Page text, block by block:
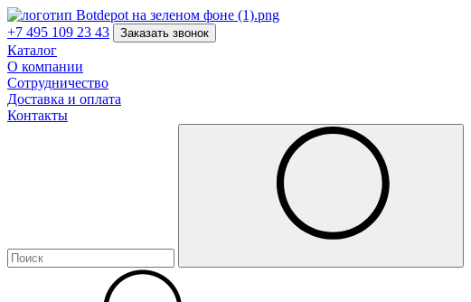
+7 495 109 23 43 Заказать звонок
Каталог
О компании
Сотрудничество
Доставка и оплата
Контакты